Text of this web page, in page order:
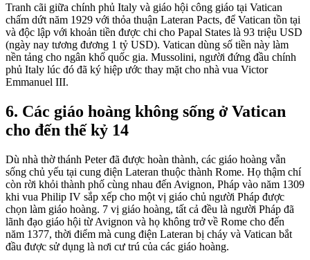
Tranh cãi giữa chính phủ Italy và giáo hội công giáo tại Vatican
chấm dứt năm 1929 với thỏa thuận Lateran Pacts, để Vatican tồn tại
và độc lập với khoản tiền được chi cho Papal States là 93 triệu USD
(ngày nay tương đương 1 tỷ USD). Vatican dùng số tiền này làm
nền tảng cho ngân khố quốc gia. Mussolini, người đứng đầu chính
phủ Italy lúc đó đã ký hiệp ước thay mặt cho nhà vua Victor
Emmanuel III.
6. Các giáo hoàng không sống ở Vatican
cho đến thế kỷ 14
Dù nhà thờ thánh Peter đã được hoàn thành, các giáo hoàng vẫn
sống chủ yếu tại cung điện Lateran thuộc thành Rome. Họ thậm chí
còn rời khỏi thành phố cùng nhau đến Avignon, Pháp vào năm 1309
khi vua Philip IV sắp xếp cho một vị giáo chủ người Pháp được
chọn làm giáo hoàng. 7 vị giáo hoàng, tất cả đều là người Pháp đã
lãnh đạo giáo hội từ Avignon và họ không trở về Rome cho đến
năm 1377, thời điểm mà cung điện Lateran bị cháy và Vatican bắt
đầu được sử dụng là nơi cư trú của các giáo hoàng.